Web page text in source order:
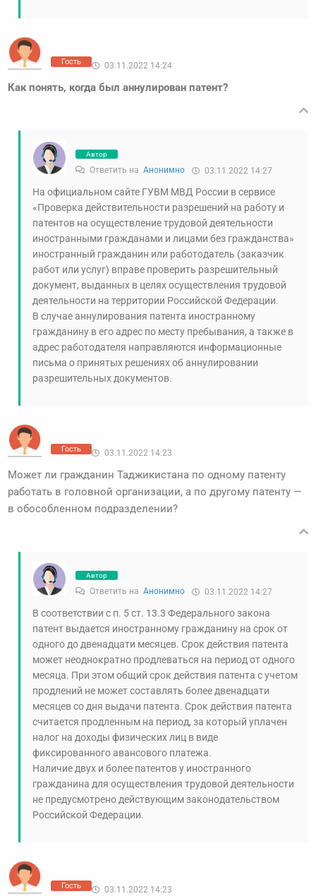
Гость 03.11.2022 14:24
Как понять, когда был аннулирован патент?
Автор
Ответить на Анонимно 03.11.2022 14:27
На официальном сайте ГУВМ МВД России в сервисе
«Проверка действительности разрешений на работу и
патентов на осуществление трудовой деятельности
иностранными гражданами и лицами без гражданства»
иностранный гражданин или работодатель (заказчик
работ или услуг) вправе проверить разрешительный
документ, выданных в целях осуществления трудовой
деятельности на территории Российской Федерации.
В случае аннулирования патента иностранному
гражданину в его адрес по месту пребывания, а также в
адрес работодателя направляются информационные
письма о принятых решениях об аннулировании
разрешительных документов.
Гость 03.11.2022 14:23
Может ли гражданин Таджикистана по одному патенту
работать в головной организации, а по другому патенту —
в обособленном подразделении?
Автор
Ответить на Анонимно 03.11.2022 14:27
В соответствии с п. 5 ст. 13.3 Федерального закона
патент выдается иностранному гражданину на срок от
одного до двенадцати месяцев. Срок действия патента
может неоднократно продлеваться на период от одного
месяца. При этом общий срок действия патента с учетом
продлений не может составлять более двенадцати
месяцев со дня выдачи патента. Срок действия патента
считается продленным на период, за который уплачен
налог на доходы физических лиц в виде
фиксированного авансового платежа.
Наличие двух и более патентов у иностранного
гражданина для осуществления трудовой деятельности
не предусмотрено действующим законодательством
Российской Федерации.
Гость 03.11.2022 14:23